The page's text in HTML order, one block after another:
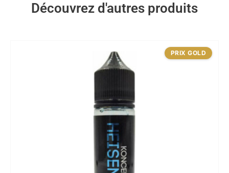
Découvrez d'autres produits
PRIX GOLD